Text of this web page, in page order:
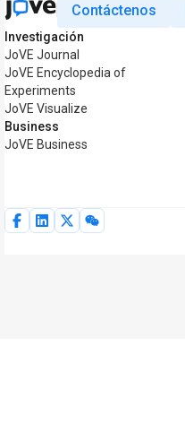
Contáctenos
Investigación
JoVE Journal
JoVE Encyclopedia of
Experiments
JoVE Visualize
Business
JoVE Business